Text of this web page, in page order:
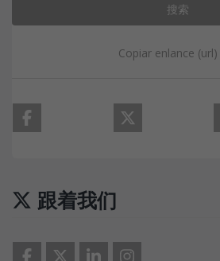
搜索
Copiar enlance (url)
跟着我们